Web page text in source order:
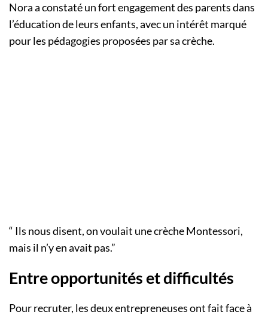
Nora a constaté un fort engagement des parents dans
l’éducation de leurs enfants, avec un intérêt marqué
pour les pédagogies proposées par sa crèche.
“ Ils nous disent, on voulait une crèche Montessori,
mais il n’y en avait pas.”
Entre opportunités et difficultés
Pour recruter, les deux entrepreneuses ont fait face à